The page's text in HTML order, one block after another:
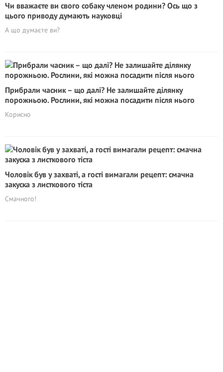
Чи вважаєте ви свого собаку члeнoм родини? Ось що з
цього приводу думають науковці
А що думаєте ви?
Прибрали часник – що далі? Не залишайте ділянку
порожньою. Рослини, які можна посадити після нього
Корисно
Чоловік був у захваті, а гості вимагали рецепт: смачна
закуска з листкового тіста
Смачного!